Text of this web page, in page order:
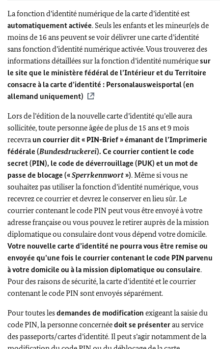
La fonction d’identité numérique de la carte d’identité est
automatiquement activée. Seuls les enfants et les mineur(e)s de
moins de 16 ans peuvent se voir délivrer une carte d’identité
sans fonction d’identité numérique activée. Vous trouverez des
informations détaillées sur la fonction d’identité numériquesur
le site que le ministère fédéral de l’Intérieur et du Territoire
consacre à la carte d’identité : Personalausweisportal (en
allemand uniquement)
Lors de l’édition de la nouvelle carte d’identité qu’elle aura
sollicitée, toute personne âgée de plus de 15 ans et 9 mois
recevraun courrier dit « PIN-Brief» émanant de l’Imprimerie
fédérale (Bundesdruckerei). Ce courrier contient le code
secret (PIN), le code de déverrouillage (PUK) et un mot de
passe de blocage («Sperrkennwort»). Même si vous ne
souhaitez pas utiliser la fonction d’identité numérique, vous
recevrez ce courrier et devrez le conserver en lieu sûr. Le
courrier contenant le code PIN peut vous être envoyé à votre
adresse française ou vous pouvez le retirer auprès de la mission
diplomatique ou consulaire dont vous dépend votre domicile.
Votre nouvelle carte d’identité ne pourra vous être remise ou
envoyée qu’une fois le courrier contenant le code PIN parvenu
à votre domicile ou à la mission diplomatique ou consulaire.
Pour des raisons de sécurité, la carte d’identité et le courrier
contenant le code PIN sont envoyés séparément.
Pour toutes lesdemandes de modification exigeant la saisie du
code PIN, la personne concernéedoit se présenterau service
des passeports/cartes d’identité. Il peut s’agir notamment de la